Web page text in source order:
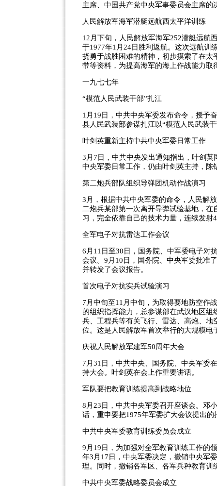
主席、中国共产党中央军事委员会主席的
人民解放军海军潜艇远航西太平洋训练
12月下旬，人民解放军海军252潜艇远航
于1977年1月24日胜利返航。这次远航训
挠勇于战胜困难的精神，初步摸索了在
带等资料，为提高海军的海上作战能力
一九七七年
“模范人民武装干部”扎江
1月19日，中共中央军委发布命令，授予
县人民武装部参谋扎江以“模范人民武装
叶剑英重新主持中共中央军委日常工作
3月7日，中共中央发出通知指出，叶剑
中央军委日常工作，仍由叶剑英主持，陈
第二炮兵部队组织导弹团机动作战演习
3月，根据中共中央军委的命令，人民解
二炮兵某部第一次离开导弹试验基地，
习，完全依靠自己的技术力量，连续发射
全军电子对抗雷达工作会议
6月11日至30日，国务院、中军委电子对
会议。9月10日，国务院、中央军委批准
并转发了会议报告。
首次电子对抗实兵试验演习
7月中旬至11月中旬，为取得要地防空作
的组织指挥能力，总参谋部在武汉地区
兵、工程兵等有关飞行、雷达、高炮、
位。这是人民解放军首次举行的大规模
庆祝人民解放军建军50周年大会
7月31日，中共中央、国务院、中央军委
持大会。叶剑英在会上作重要讲话。
军队要把教育训练提高到战略地位
8月23日，中共中央军委召开座谈会。邓
话，重申要把1975年军委扩大会议提出
中共中央军委教育训练委员会成立
9月19日，为加强对全军教育训练工作的
年3月17日，中央军委决定，撤销中央军
理。同时，撤销各军区、各军兵种教育训
中共中央军委战略委员会成立